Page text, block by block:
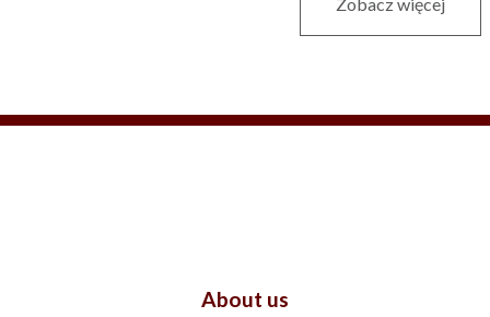
Zobacz więcej
About us